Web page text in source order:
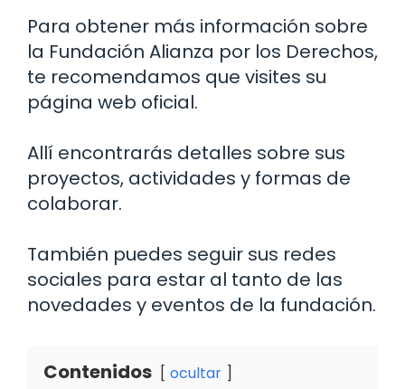
Para obtener más información sobre
la Fundación Alianza por los Derechos,
te recomendamos que visites su
página web oficial.
Allí encontrarás detalles sobre sus
proyectos, actividades y formas de
colaborar.
También puedes seguir sus redes
sociales para estar al tanto de las
novedades y eventos de la fundación.
Contenidos ocultar